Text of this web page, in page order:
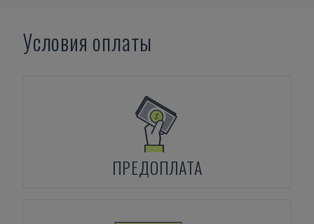
Условия оплаты
ПРЕДОПЛАТА